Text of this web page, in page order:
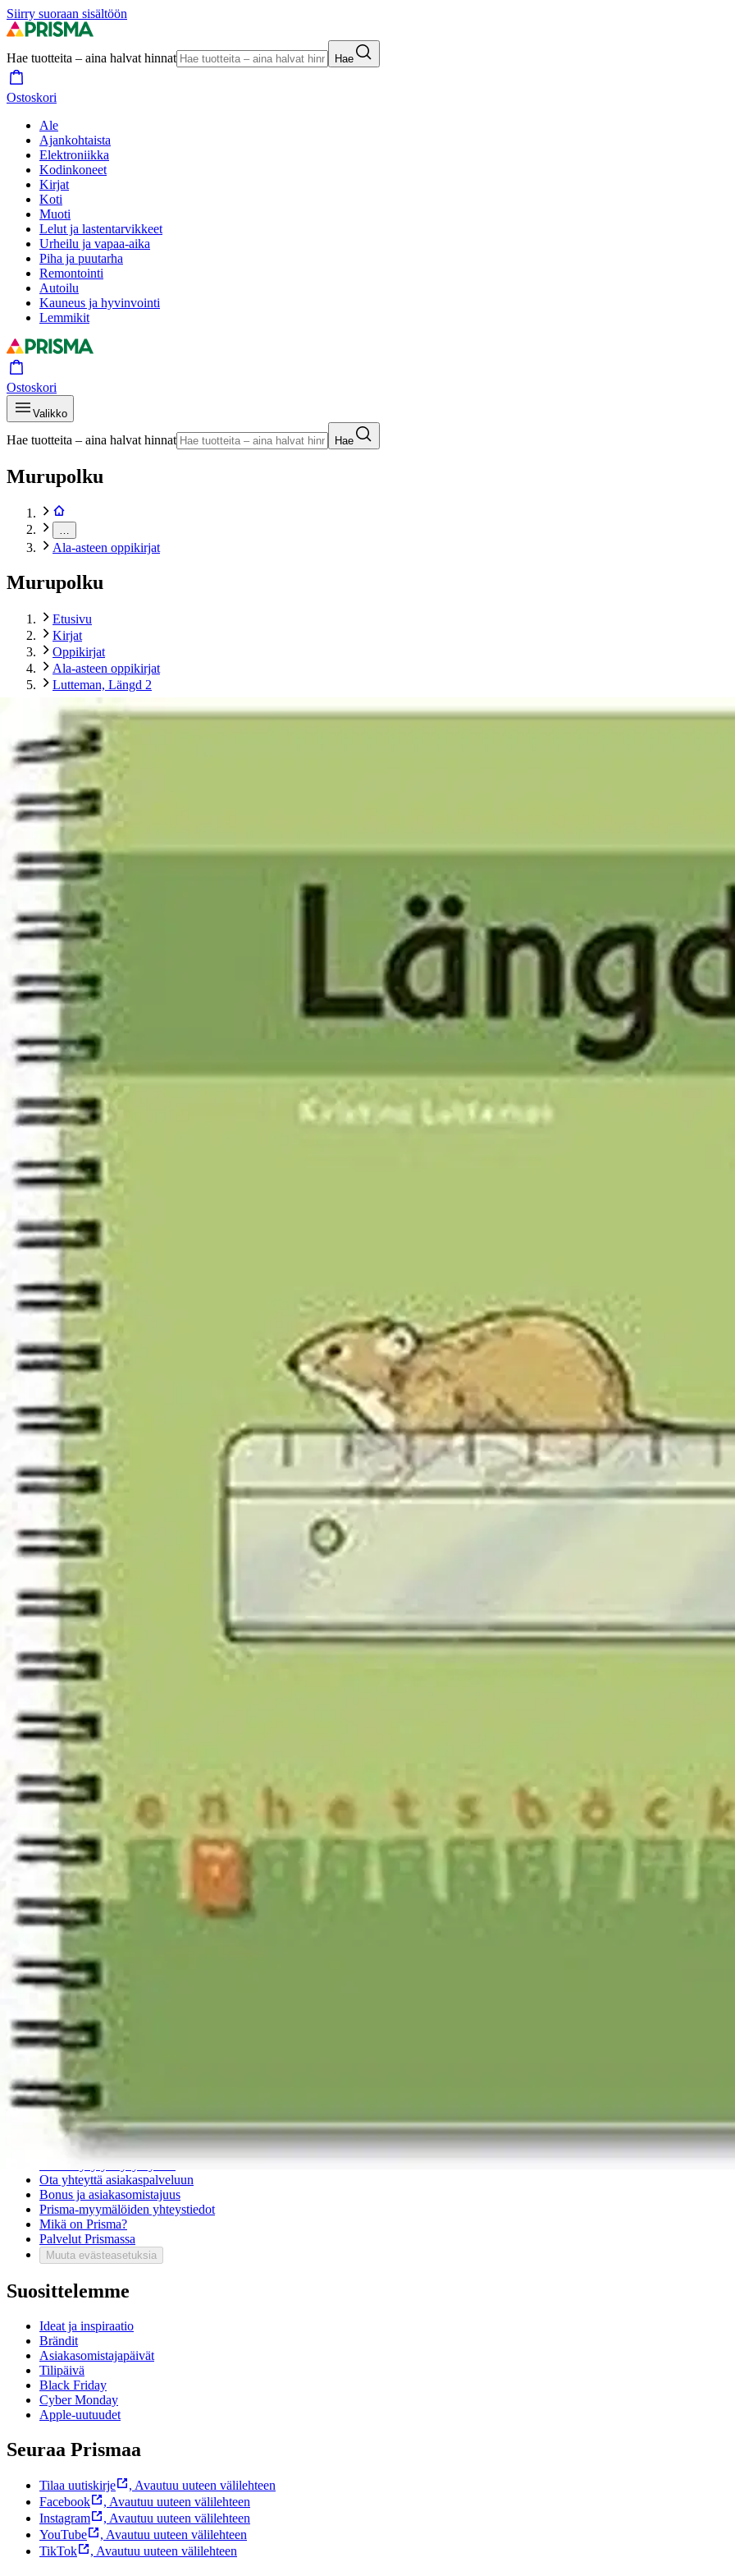
Siirry suoraan sisältöön
Hae tuotteita – aina halvat hinnat Hae
Ostoskori
Ale
Ajankohtaista
Elektroniikka
Kodinkoneet
Kirjat
Koti
Muoti
Lelut ja lastentarvikkeet
Urheilu ja vapaa-aika
Piha ja puutarha
Remontointi
Autoilu
Kauneus ja hyvinvointi
Lemmikit
Ostoskori
Valikko
Hae tuotteita – aina halvat hinnat Hae
Murupolku
Ala-asteen oppikirjat
Murupolku
Etusivu
Kirjat
Oppikirjat
Ala-asteen oppikirjat
Lutteman, Längd 2
Tuotekuvat- ja videotOhita tuotekuva
Asiakasomistaja-alennus
Avaa kuva suurempana
Karusellin nuolipainikkeet
SPSM
Lutteman, Längd 2
25,54 €
Asiakasomistajahinta
Hinta ilman S-Etukorttia:
Verkkokaupan hinta
Valitse toimitustapa
Nouto myymälästä
Ei saatavilla
Ilmainen toimitus yli 100 €:n tilauksille Postin pakettiautomaattiin tai
Etu ei koske Suuri‑lisäpalvelulla toimitettavia tuotteita.
Tarkista myymäläsaatavuus
Ei saatavilla
Tuotekuvaus
Längd 2 innehåller grundläggande längdbegrepp, rimlighetsövningar, längdenheterna millimeter, centimeter, meter, decimeter, kilometer
fördjupade kunskaper om längdmätning i vardagen. Här ges också många tillfällen till samtal och reflektion. I slutet av boken finns en
Enhetsböckerna om Längd, Vikt, Volym, Klockan, Året, Temperatur och Pengar.
samtala och reflektera kring hur man använder matematiken i vardagen.
tuotekuvausta
Ominaisuudet
Oletko tyytyväinen tuotetietoihin?
Ovatko tuotetiedot riittävät? Jos tuotetiedoissa on puutteita tai niitä voisi muuten parantaa, anna palautetta.
Anna palautetta,Avautuu uuteen välilehteen
Verkkokauppa
Ohjeet
Ensitilaajan pikaopas
Myymälänouto
Palautukset
Reklamaatio
Toimitustavat
Maksutavat
Asennuspalvelut
Käyttöehdot
Tietosuojakäytäntö
Saavutettavuus
Vastuullisuus
Sivukartta
Mitä pidät Prisma.fi-verkkokaupasta?
Asiakaspalvelu
Ota yhteyttä asiakaspalveluun
Bonus ja asiakasomistajuus
Prisma-myymälöiden yhteystiedot
Mikä on Prisma?
Palvelut Prismassa
Muuta evästeasetuksia
Suosittelemme
Ideat ja inspiraatio
Brändit
Asiakasomistajapäivät
Tilipäivä
Black Friday
Cyber Monday
Apple-uutuudet
Seuraa Prismaa
Tilaa uutiskirje , Avautuu uuteen välilehteen
Facebook
, Avautuu uuteen välilehteen
Instagram
, Avautuu uuteen välilehteen
YouTube
, Avautuu uuteen välilehteen
TikTok
, Avautuu uuteen välilehteen